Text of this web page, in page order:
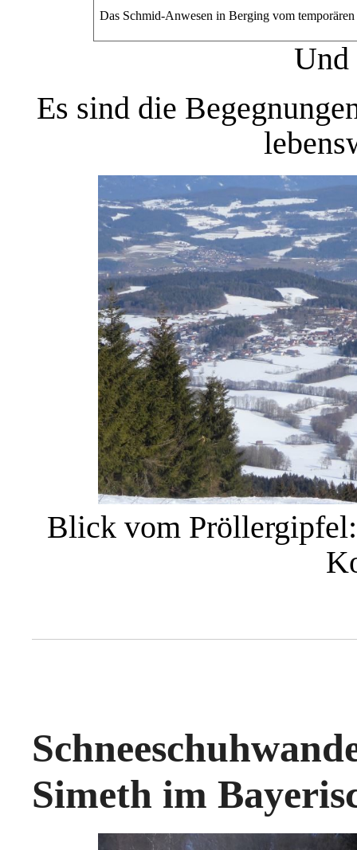
Das Schmid-Anwesen in Berging vom
Und
Es sind die
Blick vom
Simeth im